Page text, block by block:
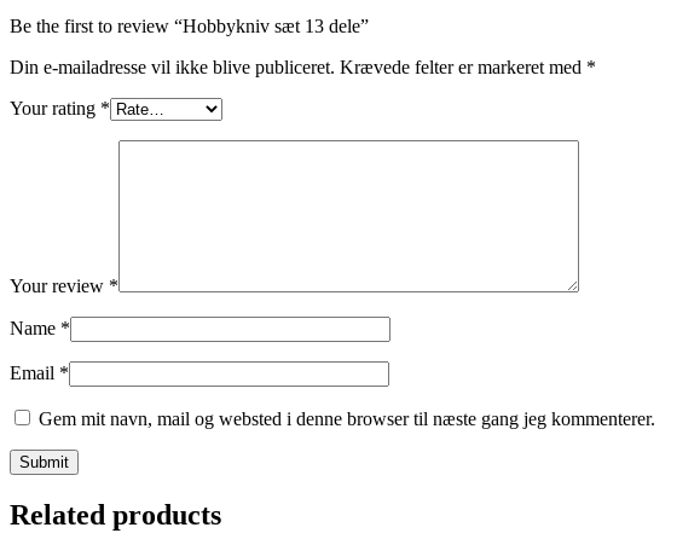
Be the first to review “Hobbykniv sæt 13 dele”
Din e-mailadresse vil ikke blive publiceret. Krævede felter er markeret med *
Your rating *
Your review *
Name *
Email *
Gem mit navn, mail og websted i denne browser til næste gang jeg kommenterer.
Related products